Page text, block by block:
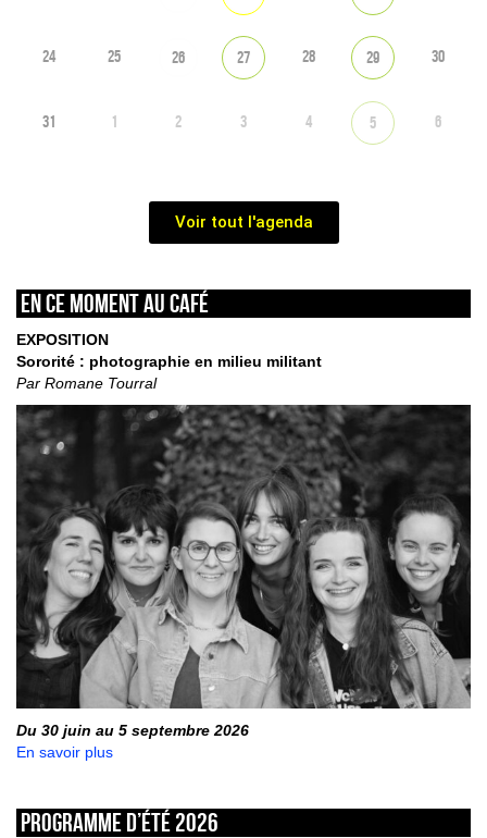
24 25 26 27 28 29 30
31 1 2 3 4 5 6
Voir tout l'agenda
En ce moment au café
EXPOSITION
Sororité : photographie en milieu militant
Par Romane Tourral
Du 30 juin au 5 septembre 2026
En savoir plus
Programme d’été 2026